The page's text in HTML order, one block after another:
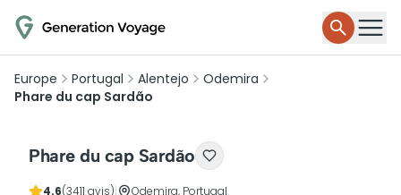
Europe Portugal Alentejo
Odemira
Phare du cap Sardão
Phare du cap Sardão
4.6(3411 avis) Odemira, Portugal